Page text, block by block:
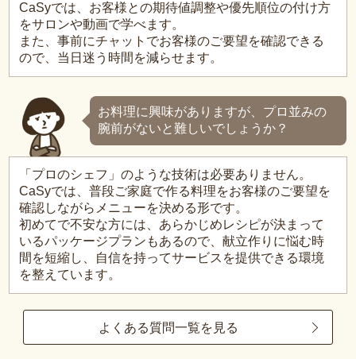
CaSyでは、お客様との期待値調整や優先順位の付け方
をサロンや動画で学べます。
また、事前にチャットでお客様のご要望を確認できる
ので、当日迷う時間を減らせます。
お料理に興味がありますが、プロ並みの
腕前がないと難しいでしょうか？
「プロのシェフ」のような技術は必要ありません。
CaSyでは、普段ご家庭で作る料理をお客様のご要望を
確認しながらメニューを決める形です。
初めてで不安な方には、あらかじめレシピが決まって
いるパッケージプランもあるので、献立作りに悩む時
間を短縮し、自信を持ってサービスを提供できる環境
を整えています。
よくある質問一覧を見る